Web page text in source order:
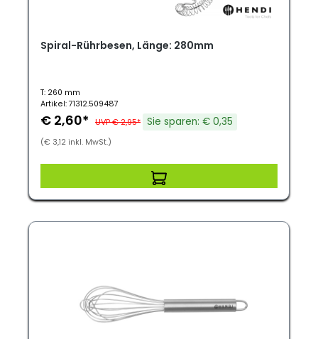
Spiral-Rührbesen, Länge: 280mm
T: 260 mm
Artikel: 71312.509487
€ 2,60* UVP € 2,95* Sie sparen: € 0,35
(€ 3,12 inkl. MwSt.)